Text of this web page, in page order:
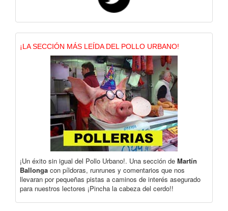
¡LA SECCIÓN MÁS LEÍDA DEL POLLO URBANO!
¡Un éxito sin igual del Pollo Urbano!. Una sección de Martín
Ballonga con píldoras, runrunes y comentarios que nos
llevaran por pequeñas pistas a caminos de interés asegurado
para nuestros lectores ¡Pincha la cabeza del cerdo!!